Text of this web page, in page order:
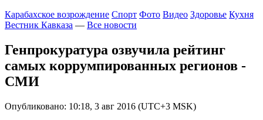
Карабахское возрождение Спорт Фото Видео Здоровье Кухня
Вестник Кавказа — Все новости
Генпрокуратура озвучила рейтинг
самых коррумпированных регионов -
СМИ
Опубликовано: 10:18, 3 авг 2016 (UTC+3 MSK)